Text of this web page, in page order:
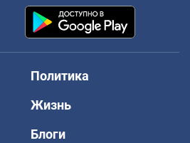
Политика
Жизнь
Блоги